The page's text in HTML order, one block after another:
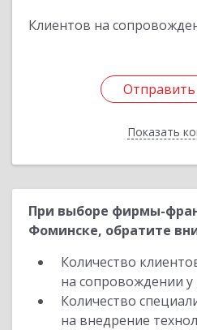
Клиентов на
Отправить
Показать
Отправить
При выборе фирмы-
Фоминске, обратите
Количество
на сопровождении
Количество
на внедрение